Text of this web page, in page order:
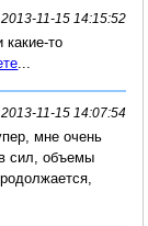
2013-11-15 14:15:52
то
2013-11-15 14:07:54
мне очень
сил, объемы